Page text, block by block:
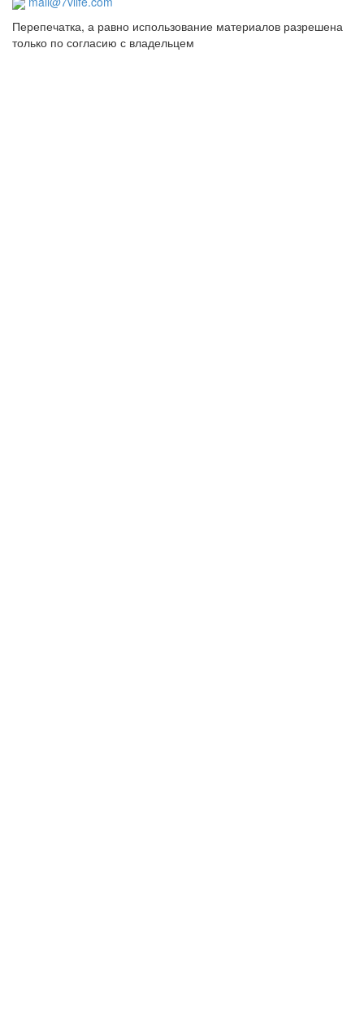
Перепечатка, а равно использование материалов разрешена
только по согласию с владельцем